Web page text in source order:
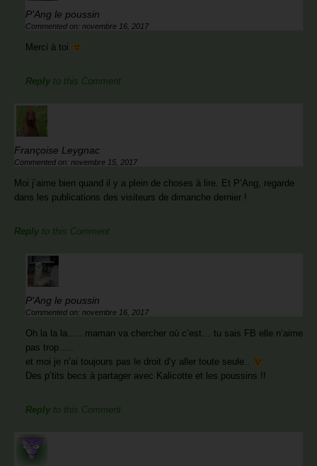
P'Ang le poussin
Commented on: novembre 16, 2017
Merci à toi
Reply to this Comment
Françoise Leygnac
Commented on: novembre 15, 2017
Moi j’aime bien quand il y a plein de choses à lire. Et P’Ang, regarde
dans les publications des visiteurs de dimanche dernier !
Reply to this Comment
P'Ang le poussin
Commented on: novembre 16, 2017
Oh la la la….. maman va chercher où c’est… tu sais FB elle n’aime
pas trop…..
et moi je n’ai toujours pas le droit d’y aller toute seule..
Des p’tits becs à partager avec Kalicotte et les poussins !!
Reply to this Comment